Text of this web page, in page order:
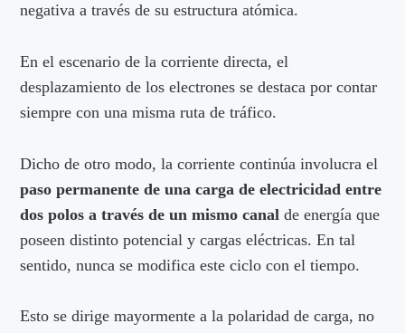
negativa a través de su estructura atómica.
En el escenario de la corriente directa, el
desplazamiento de los electrones se destaca por contar
siempre con una misma ruta de tráfico.
Dicho de otro modo, la corriente continúa involucra el
paso permanente de una carga de electricidad entre
dos polos a través de un mismo canal de energía que
poseen distinto potencial y cargas eléctricas. En tal
sentido, nunca se modifica este ciclo con el tiempo.
Esto se dirige mayormente a la polaridad de carga, no